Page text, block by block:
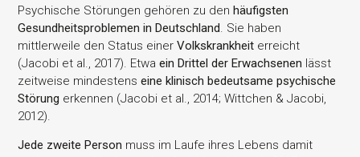
Psychische Störungen gehören zu denhäufigsten
Gesundheitsproblemen in Deutschland . Sie haben
mittlerweile den Status einerVolkskrankheit erreicht
(Jacobi et al., 2017). Etwaein Drittel der Erwachsenen lässt
zeitweise mindestenseine klinisch bedeutsame psychische
Störung erkennen (Jacobi et al., 2014; Wittchen & Jacobi,
2012).
Jede zweite Person muss im Laufe ihres Lebens damit